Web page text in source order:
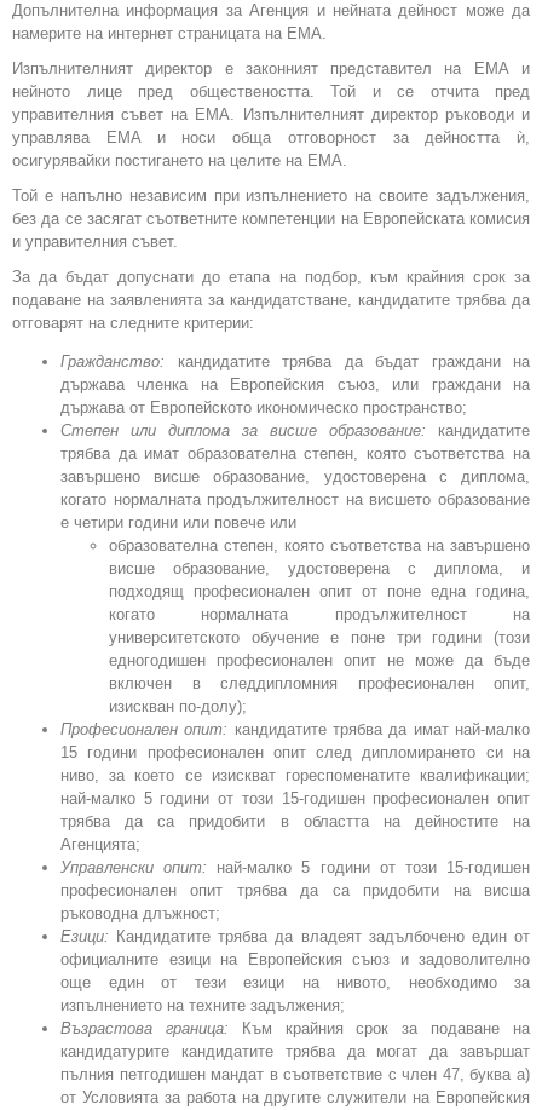
Допълнителна информация за Агенция и нейната дейност може да
намерите на интернет страницата на ЕМА.
Изпълнителният директор е законният представител на ЕМА и
нейното лице пред обществеността. Той и се отчита пред
управителния съвет на ЕМА. Изпълнителният директор ръководи и
управлява EMA и носи обща отговорност за дейността ѝ,
осигурявайки постигането на целите на ЕМА.
Той е напълно независим при изпълнението на своите задължения,
без да се засягат съответните компетенции на Европейската комисия
и управителния съвет.
За да бъдат допуснати до етапа на подбор, към крайния срок за
подаване на заявленията за кандидатстване, кандидатите трябва да
отговарят на следните критерии:
Гражданство: кандидатите трябва да бъдат граждани на
държава членка на Европейския съюз, или граждани на
държава от Европейското икономическо пространство;
Степен или диплома за висше образование: кандидатите
трябва да имат образователна степен, която съответства на
завършено висше образование, удостоверена с диплома,
когато нормалната продължителност на висшето образование
е четири години или повече или
образователна степен, която съответства на завършено
висше образование, удостоверена с диплома, и
подходящ професионален опит от поне една година,
когато нормалната продължителност на
университетското обучение е поне три години (този
едногодишен професионален опит не може да бъде
включен в следдипломния професионален опит,
изискван по-долу);
Професионален опит: кандидатите трябва да имат най-малко
15 години професионален опит след дипломирането си на
ниво, за което се изискват гореспоменатите квалификации;
най-малко 5 години от този 15-годишен професионален опит
трябва да са придобити в областта на дейностите на
Агенцията;
Управленски опит: най-малко 5 години от този 15-годишен
професионален опит трябва да са придобити на висша
ръководна длъжност;
Езици: Кандидатите трябва да владеят задълбочено един от
официалните езици на Европейския съюз и задоволително
още един от тези езици на нивото, необходимо за
изпълнението на техните задължения;
Възрастова граница: Към крайния срок за подаване на
кандидатурите кандидатите трябва да могат да завършат
пълния петгодишен мандат в съответствие с член 47, буква а)
от Условията за работа на другите служители на Европейския